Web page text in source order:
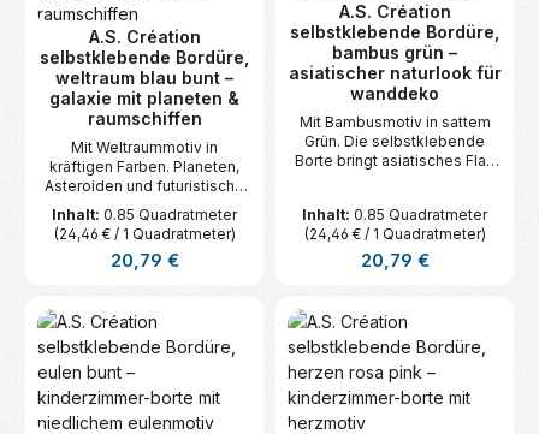
A.S. Création
selbstklebende Bordüre,
weltraum blau bunt –
galaxie mit planeten &
raumschiffen
Mit Weltraummotiv in
kräftigen Farben. Planeten,
Asteroiden und futuristische
Raumschiffe machen diese
selbstklebende Bordüre zum
Highlight in Kinderzimmern.
Maße: 5 m x 0,17 m.
Inhalt: 0.85 Quadratmeter
(24,46 € / 1 Quadratmeter)
Regulärer Preis:
20,79 €
A.S. Création
selbstklebende Bordüre,
bambus grün –
asiatischer naturlook für
wanddeko
Mit Bambusmotiv in sattem
Grün. Die selbstklebende
Borte bringt asiatisches Flair
Inhalt: 0.85 Quadratmeter
(24,46 € / 1 Quadratmeter)
Regulärer Preis:
20,79 €